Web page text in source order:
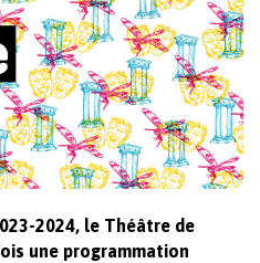
2024, le Théâtre de
une programmation